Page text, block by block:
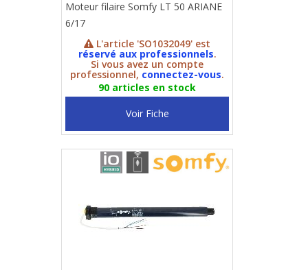
Moteur filaire Somfy LT 50 ARIANE
6/17
L'article 'SO1032049' est
réservé aux professionnels.
Si vous avez un compte
professionnel, connectez-vous.
90 articles en stock
Voir Fiche